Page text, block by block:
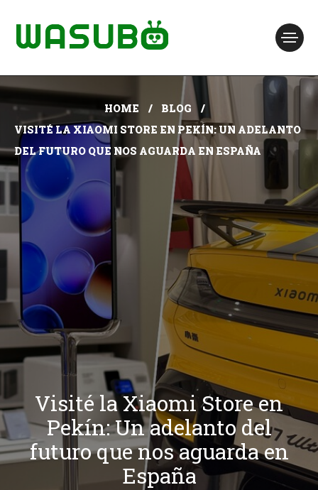
HOME
BLOG
VISITÉ LA XIAOMI STORE EN PEKÍN: UN ADELANTO
DEL FUTURO QUE NOS AGUARDA EN ESPAÑA
Visité la Xiaomi Store en
Pekín: Un adelanto del
futuro que nos aguarda en
España